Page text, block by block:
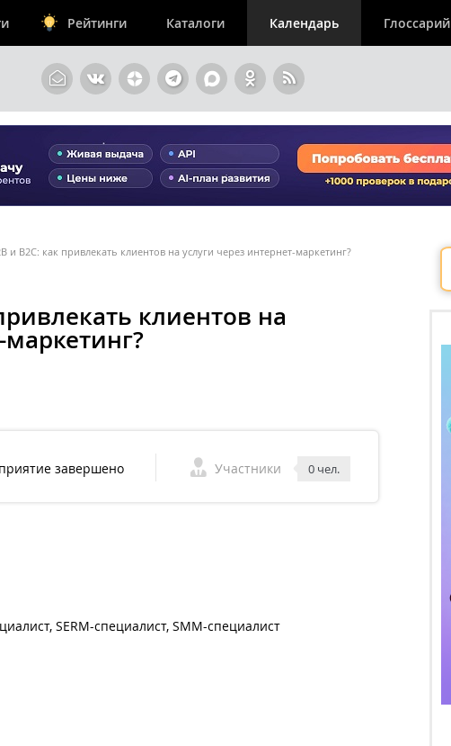
Рейтинги Каталоги Календарь Глоссарий
и В2С: как привлекать клиентов на услуги через интернет-маркетинг?
клиентов на
завершено Участники 0 чел.
SERM-специалист, SMM-специалист